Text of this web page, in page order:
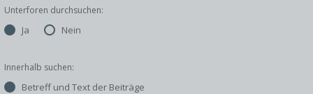
Unterforen durchsuchen:
Ja Nein
Innerhalb suchen:
Betreff und Text der Beiträge